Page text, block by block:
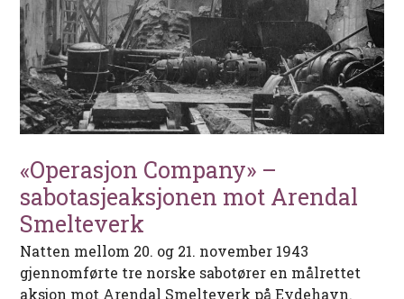
«Operasjon Company» –
sabotasjeaksjonen mot Arendal
Smelteverk
Natten mellom 20. og 21. november 1943
gjennomførte tre norske sabotører en målrettet
aksjon mot Arendal Smelteverk på Eydehavn.